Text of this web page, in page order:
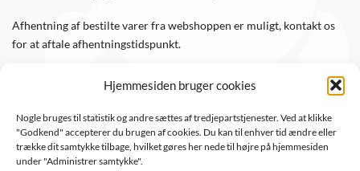
Hjemmesiden bruger cookies
Nogle bruges til statistik og andre sættes af tredjepartstjenester. Ved at klikke
"Godkend" accepterer du brugen af cookies. Du kan til enhver tid ændre eller
trække dit samtykke tilbage, hvilket gøres her nede til højre på hjemmesiden
under "Administrer samtykke".
Afhentning af bestilte varer fra webshoppen er muligt, kontakt os
for at aftale afhentningstidspunkt.
Følg WTS Retro på de sociale medier, så er du altid opdateret.